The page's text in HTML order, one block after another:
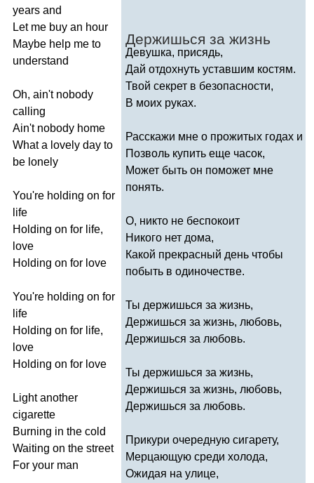
years and
Let me buy an hour
Maybe help me to
understand
Oh, ain't nobody
calling
Ain't nobody home
What a lovely day to
be lonely
You're holding on for
life
Holding on for life,
love
Holding on for love
You're holding on for
life
Holding on for life,
love
Holding on for love
Light another
cigarette
Burning in the cold
Waiting on the street
For your man
Держишься за жизнь
Девушка, присядь,
Дай отдохнуть уставшим костям.
Твой секрет в безопасности,
В моих руках.
Расскажи мне о прожитых годах и
Позволь купить еще часок,
Может быть он поможет мне
понять.
О, никто не беспокоит
Никого нет дома,
Какой прекрасный день чтобы
побыть в одиночестве.
Ты держишься за жизнь,
Держишься за жизнь, любовь,
Держишься за любовь.
Ты держишься за жизнь,
Держишься за жизнь, любовь,
Держишься за любовь.
Прикури очередную сигарету,
Мерцающую среди холода,
Ожидая на улице,